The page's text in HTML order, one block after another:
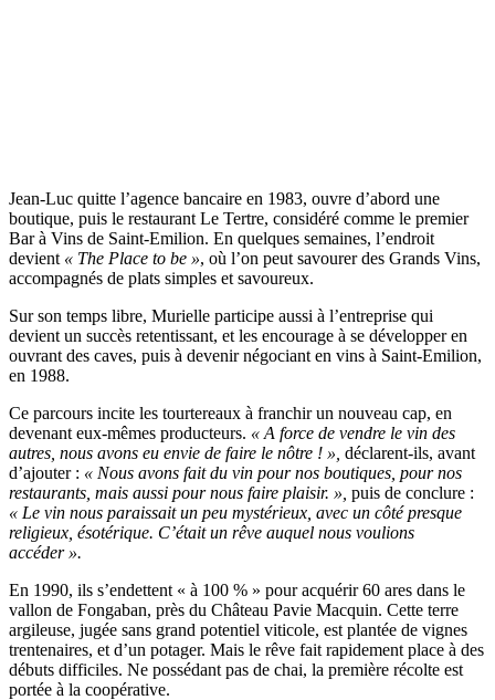
Jean-Luc quitte l’agence bancaire en 1983, ouvre d’abord une
boutique, puis le restaurant Le Tertre, considéré comme le premier
Bar à Vins de Saint-Emilion. En quelques semaines, l’endroit
devient « The Place to be », où l’on peut savourer des Grands Vins,
accompagnés de plats simples et savoureux.
Sur son temps libre, Murielle participe aussi à l’entreprise qui
devient un succès retentissant, et les encourage à se développer en
ouvrant des caves, puis à devenir négociant en vins à Saint-Emilion,
en 1988.
Ce parcours incite les tourtereaux à franchir un nouveau cap, en
devenant eux-mêmes producteurs. « A force de vendre le vin des
autres, nous avons eu envie de faire le nôtre ! », déclarent-ils, avant
d’ajouter : « Nous avons fait du vin pour nos boutiques, pour nos
restaurants, mais aussi pour nous faire plaisir. », puis de conclure :
« Le vin nous paraissait un peu mystérieux, avec un côté presque
religieux, ésotérique. C’était un rêve auquel nous voulions
accéder ».
En 1990, ils s’endettent « à 100 % » pour acquérir 60 ares dans le
vallon de Fongaban, près du Château Pavie Macquin. Cette terre
argileuse, jugée sans grand potentiel viticole, est plantée de vignes
trentenaires, et d’un potager. Mais le rêve fait rapidement place à des
débuts difficiles. Ne possédant pas de chai, la première récolte est
portée à la coopérative.